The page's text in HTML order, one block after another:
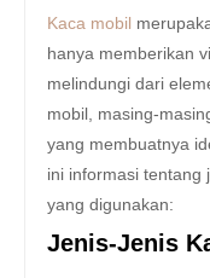
Kaca mobil
hanya memberikan
melindungi dari
mobil, masing-
yang membuatnya
ini informasi tentang
yang digunakan:
Jenis-Jenis